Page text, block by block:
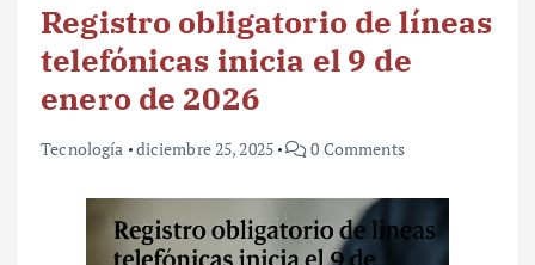
Registro obligatorio de líneas
telefónicas inicia el 9 de
enero de 2026
Tecnología diciembre 25, 2025 0 Comments